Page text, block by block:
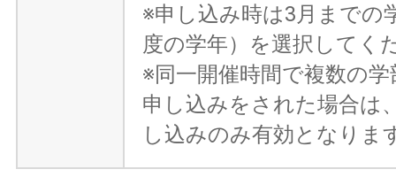
※申し込み時は3月までの
度の学年）を選択してく
※同一開催時間で複数の
申し込みをされた場合は
し込みのみ有効となりま